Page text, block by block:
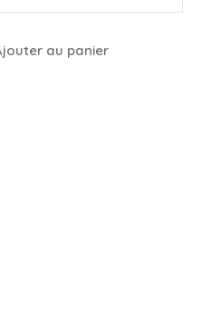
au panier